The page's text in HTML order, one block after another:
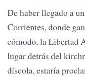
De haber llegado a
Corrientes, donde
cómodo, la Libertad
lugar detrás del
díscola, estaría